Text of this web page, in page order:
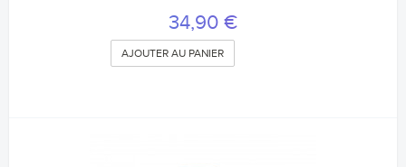
34,90 €
AJOUTER AU PANIER